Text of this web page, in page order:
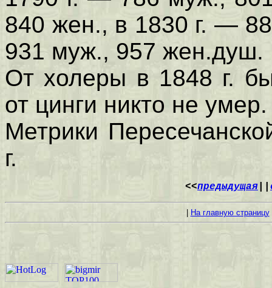
840 жен., в 1830 г. —
931 муж., 957 жен.душ.
От холеры в 1848 г.
от цинги никто не умер.
Метрики
г.
<<предыдущая
На главную страницу